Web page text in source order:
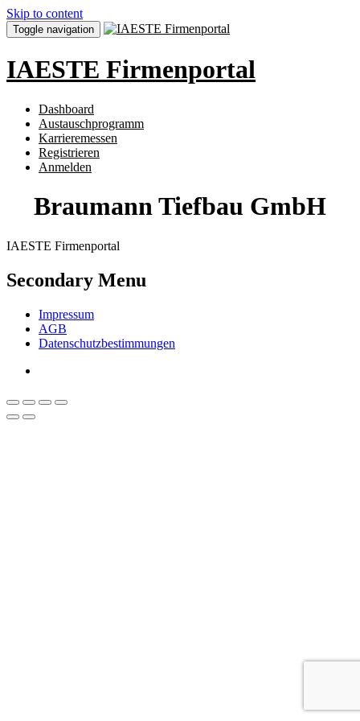
Skip to content
Toggle navigation
IAESTE Firmenportal
Dashboard
Austauschprogramm
Karrieremessen
Registrieren
Anmelden
Braumann Tiefbau GmbH
IAESTE Firmenportal
Secondary Menu
Impressum
AGB
Datenschutzbestimmungen